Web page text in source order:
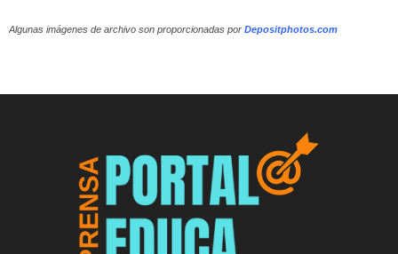
Algunas imágenes de archivo son proporcionadas por Depositphotos.com